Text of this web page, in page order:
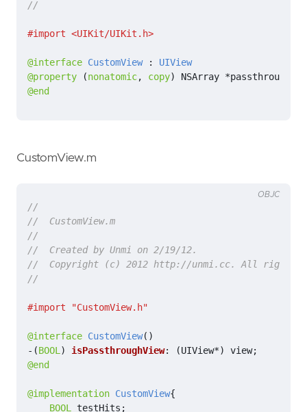
@interface CustomView : UIView
@property
(nonatomic, copy) NSArray *
@end
CustomView.m
@interface CustomView()
- (BOOL ) isPassthroughView: (UIView*) view;
@end
@implementation CustomView{
BOOL
testHits ;
OBJC